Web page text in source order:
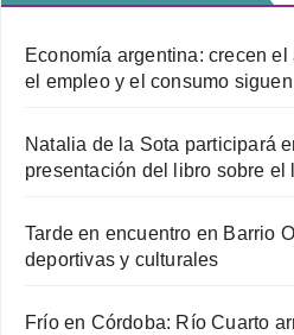
Economía argentina: crecen
el empleo y el consumo
Natalia de la Sota participará
presentación del libro sobre el
Tarde en encuentro en Barrio
deportivas y culturales
Frío en Córdoba: Río Cuarto